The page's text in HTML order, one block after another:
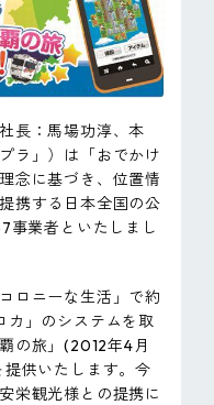
長：馬場功淳、本
ラ」）は「おでかけ
念に基づき、位置情
携する日本全国の公
事業者といたしまし
ロニーな生活」で約
カ」のシステムを取
の旅」(2012年4月
供いたします。今
栄観光様との提携に